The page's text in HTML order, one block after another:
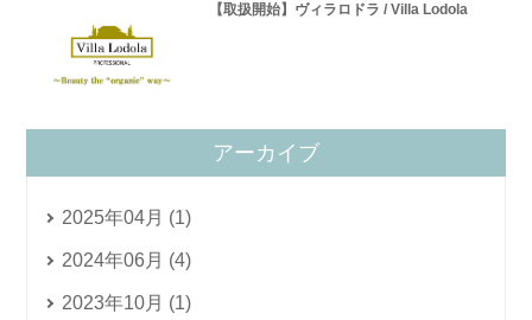
【取扱開始】ヴィラロドラ / Villa Lodola
アーカイブ
2025年04月 (1)
2024年06月 (4)
2023年10月 (1)